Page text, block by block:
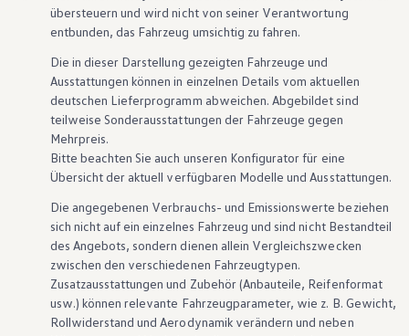
übersteuern und wird nicht von seiner Verantwortung
entbunden, das Fahrzeug umsichtig zu fahren.
Die in dieser Darstellung gezeigten Fahrzeuge und
Ausstattungen können in einzelnen Details vom aktuellen
deutschen Lieferprogramm abweichen. Abgebildet sind
teilweise Sonderausstattungen der Fahrzeuge gegen
Mehrpreis.
Bitte beachten Sie auch unseren Konfigurator für eine
Übersicht der aktuell verfügbaren Modelle und Ausstattungen.
Die angegebenen Verbrauchs- und Emissionswerte beziehen
sich nicht auf ein einzelnes Fahrzeug und sind nicht Bestandteil
des Angebots, sondern dienen allein Vergleichszwecken
zwischen den verschiedenen Fahrzeugtypen.
Zusatzausstattungen und Zubehör(Anbauteile, Reifenformat
usw.) können relevante Fahrzeugparameter, wie z. B. Gewicht,
Rollwiderstand und Aerodynamik verändern und neben